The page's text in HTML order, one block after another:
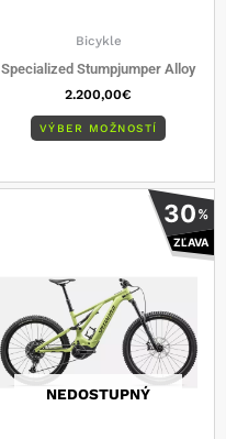
Bicykle
Specialized Stumpjumper Alloy
2.200,00€
VÝBER MOŽNOSTÍ
30%
ZĽAVA
NEDOSTUPNÝ
Tento
produkt
má
si
môžete